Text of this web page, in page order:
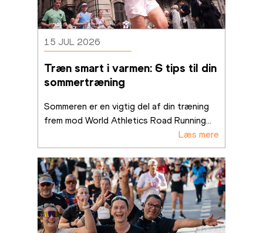
15 JUL 2026
Træn smart i varmen: 6 tips til din
sommertræning
Sommeren er en vigtig del af din træning
frem mod World Athletics Road Running...
Læs mere